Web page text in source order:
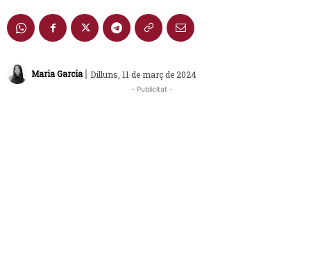
Maria Garcia | Dilluns, 11 de març de 2024
- Publicitat -